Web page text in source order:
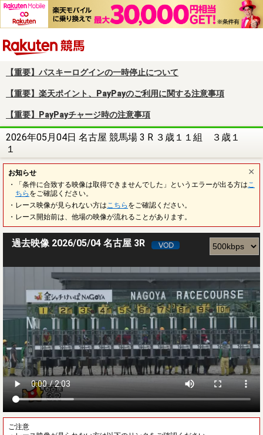
【重要】パスキーログインの一時停止について
【重要】楽天ポイント、PayPayのご利用に関する注意事項
【重要】PayPayチャージ時の注意事項
2026年05月04日 名古屋 競馬場 3 R ３歳１１組 ３歳１
１
お知らせ
・「条件に合致する映像は取得できませんでした」というエラーが出る方は こ
ちら をご確認ください。
・レース映像が見られない方は こちら をご確認ください。
・レース開始前は、他場の映像が流れることがあります。
過去映像 2026/05/04 名古屋 3R
ご注意